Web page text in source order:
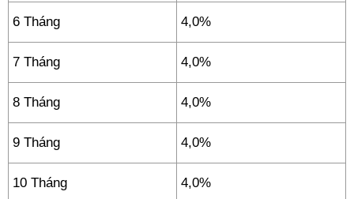
6 Tháng 4,0%
7 Tháng 4,0%
8 Tháng 4,0%
9 Tháng 4,0%
10 Tháng 4,0%